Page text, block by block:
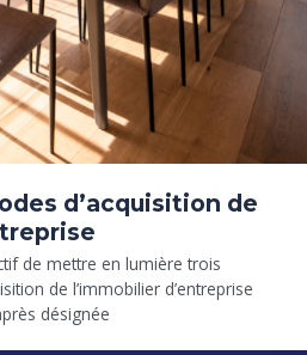
d’acquisition de
de mettre en lumière trois
de l’immobilier d’entreprise
désignée